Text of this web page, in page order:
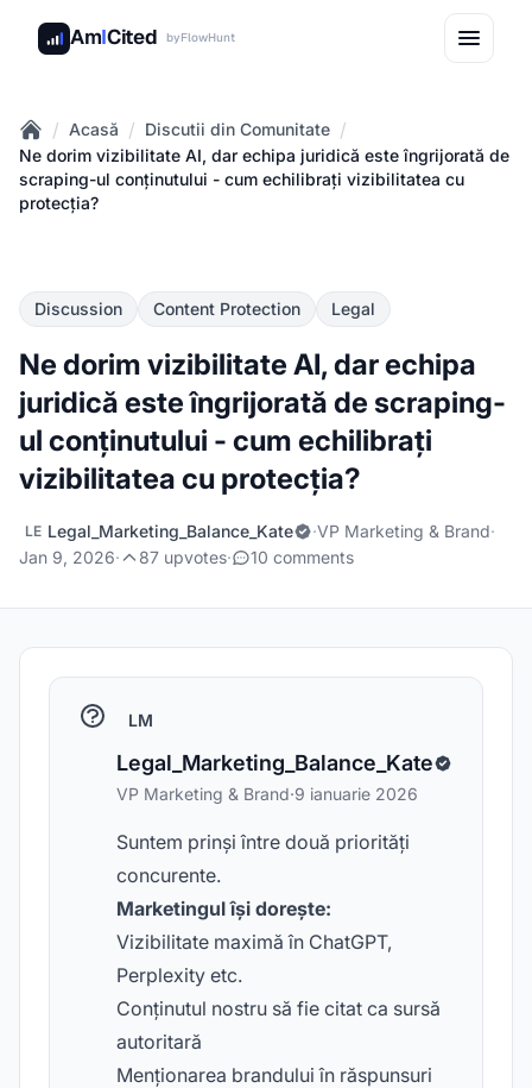
AmICited byFlowHunt
Home
/ Acasă / Discutii din Comunitate /
Ne dorim vizibilitate AI, dar echipa juridică este îngrijorată de
scraping-ul conținutului - cum echilibrați vizibilitatea cu
protecția?
Discussion Content Protection Legal
Ne dorim vizibilitate AI, dar echipa
juridică este îngrijorată de scraping-
ul conținutului - cum echilibrați
vizibilitatea cu protecția?
LE Legal_Marketing_Balance_Kate ·VP Marketing & Brand·
Jan 9, 2026· 87 upvotes· 10 comments
LM
Legal_Marketing_Balance_Kate
VP Marketing & Brand·9 ianuarie 2026
Suntem prinși între două priorități
concurente.
Marketingul își dorește:
Vizibilitate maximă în ChatGPT,
Perplexity etc.
Conținutul nostru să fie citat ca sursă
autoritară
Menționarea brandului în răspunsuri